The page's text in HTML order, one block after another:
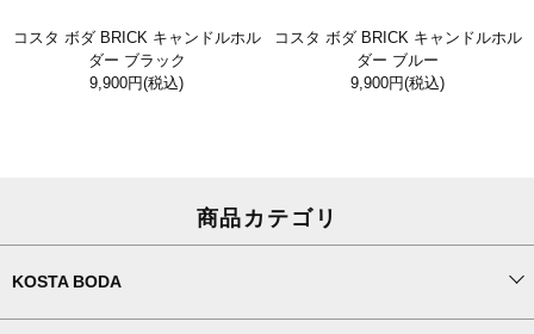
コスタ ボダ BRICK キャンドルホル
ダー ブラック
9,900円(税込)
コスタ ボダ BRICK キャンドルホル
ダー ブルー
9,900円(税込)
商品カテゴリ
KOSTA BODA